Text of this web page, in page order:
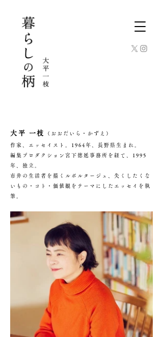
大平 一枝 （おおだいら・かずえ）
作家、エッセイスト。1964年、長野県生まれ。
編集プロダクション宮下徳延事務所を経て、1995
年、独立。
市井の生活者を描くルポルタージュ、失くしたくな
いもの・コト・価値観をテーマにしたエッセイを執
筆。​